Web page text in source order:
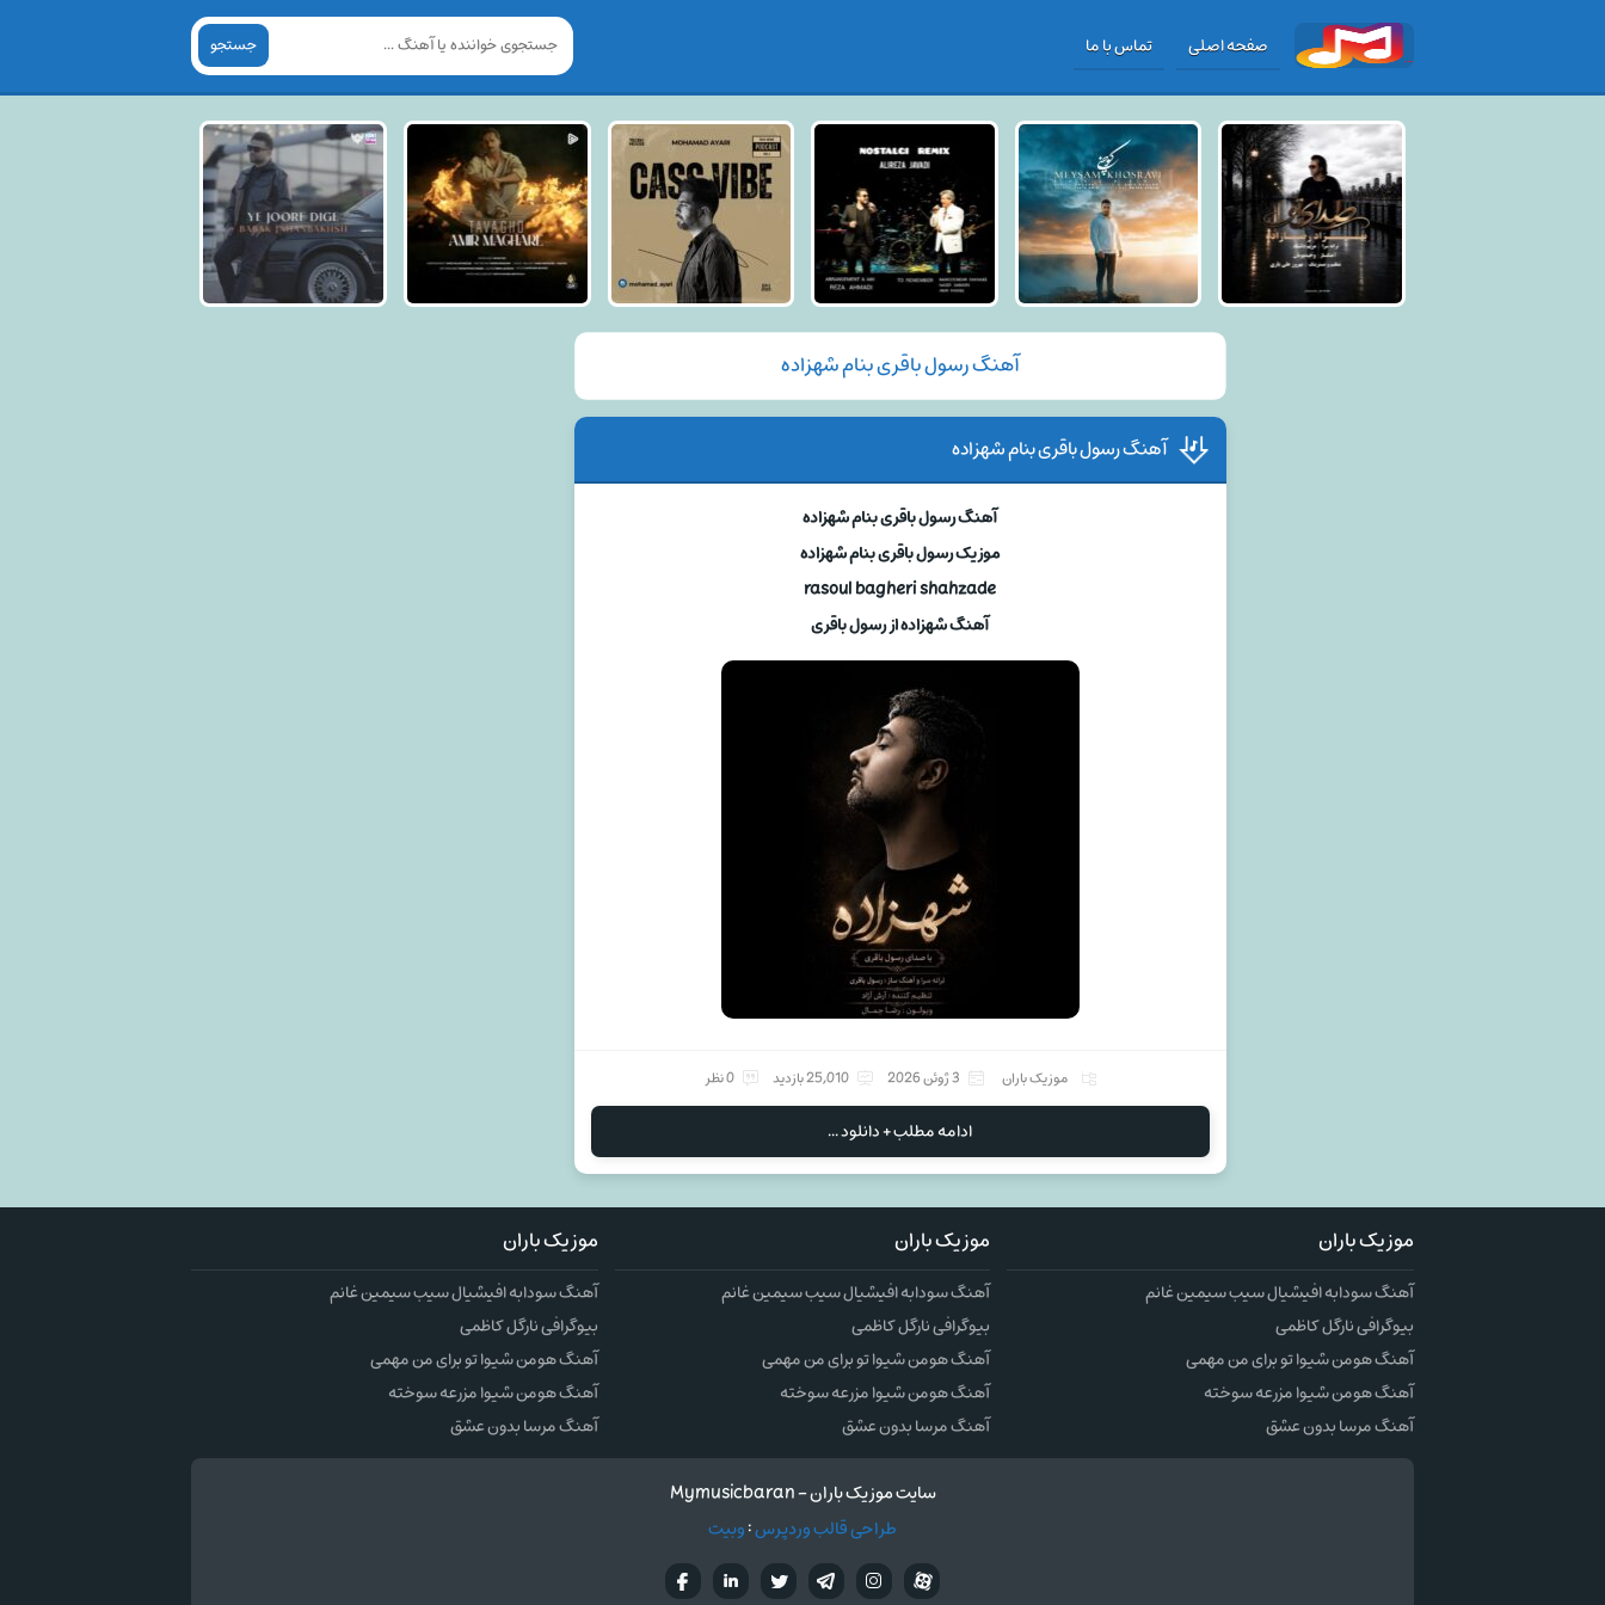
صفحه اصلی تماس با ما جستجو
آهنگ رسول باقری بنام شهزاده
آهنگ رسول باقری بنام شهزاده
آهنگ رسول باقری بنام شهزاده
موزیک رسول باقری بنام شهزاده
rasoul bagheri shahzade
آهنگ شهزاده از رسول باقری
موزیک باران 3 ژوئن 2026 25,010 بازدید 0 نظر
ادامه مطلب + دانلود ...
موزیک باران
آهنگ سودابه افیشیال سیب سیمین غانم
بیوگرافی نارگل کاظمی
آهنگ هومن شیوا تو برای من مهمی
آهنگ هومن شیوا مزرعه سوخته
آهنگ مرسا بدون عشق
موزیک باران
آهنگ سودابه افیشیال سیب سیمین غانم
بیوگرافی نارگل کاظمی
آهنگ هومن شیوا تو برای من مهمی
آهنگ هومن شیوا مزرعه سوخته
آهنگ مرسا بدون عشق
موزیک باران
آهنگ سودابه افیشیال سیب سیمین غانم
بیوگرافی نارگل کاظمی
آهنگ هومن شیوا تو برای من مهمی
آهنگ هومن شیوا مزرعه سوخته
آهنگ مرسا بدون عشق
سایت موزیک باران - Mymusicbaran
طراحی قالب وردپرس:وبیت
تويترتلگرام
اینستاگرام آپارات